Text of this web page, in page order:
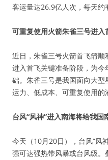
客运量达26.9亿人次，每天约
可重复使用火箭朱雀三号进入
近日，朱雀三号火箭首飞箭顺
进入首飞关键准备阶段，为
础。朱雀三号是我国面向大
运力、低成本、可重复使用的
台风“风神”进入南海将给我国
今天（10月20日），台风“风
强可达强热带风暴或台风级